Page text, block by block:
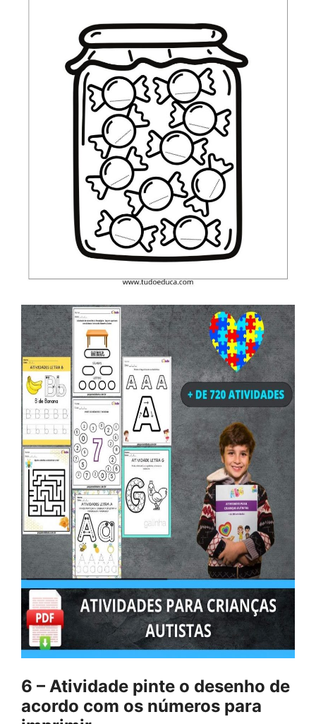
6 – Atividade pinte o desenho de
acordo com os números para